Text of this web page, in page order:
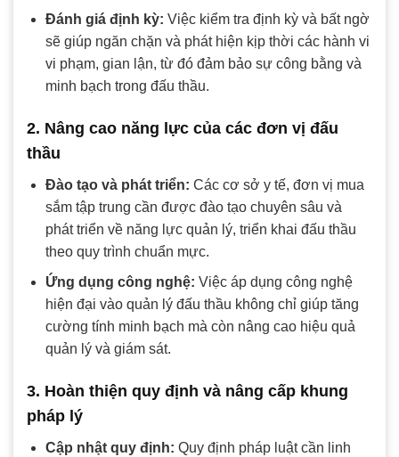
Đánh giá định kỳ: Việc kiểm tra định kỳ và bất ngờ
sẽ giúp ngăn chặn và phát hiện kịp thời các hành vi
vi phạm, gian lận, từ đó đảm bảo sự công bằng và
minh bạch trong đấu thầu.
2. Nâng cao năng lực của các đơn vị đấu
thầu
Đào tạo và phát triển: Các cơ sở y tế, đơn vị mua
sắm tập trung cần được đào tạo chuyên sâu và
phát triển về năng lực quản lý, triển khai đấu thầu
theo quy trình chuẩn mực.
Ứng dụng công nghệ: Việc áp dụng công nghệ
hiện đại vào quản lý đấu thầu không chỉ giúp tăng
cường tính minh bạch mà còn nâng cao hiệu quả
quản lý và giám sát.
3. Hoàn thiện quy định và nâng cấp khung
pháp lý
Cập nhật quy định: Quy định pháp luật cần linh